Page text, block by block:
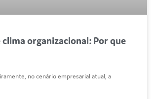
clima organizacional: Por que
no cenário empresarial atual, a